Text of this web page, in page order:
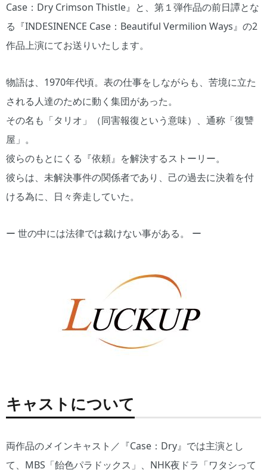
Case：Dry Crimson Thistle』と、第１弾作品の前日譚とな
る『INDESINENCE Case：Beautiful Vermilion Ways』の2
作品上演にてお送りいたします。
物語は、1970年代頃。表の仕事をしながらも、苦境に立た
される人達のために動く集団があった。
その名も「タリオ」（同害報復という意味）、通称「復讐
屋」。
彼らのもとにくる『依頼』を解決するストーリー。
彼らは、未解決事件の関係者であり、己の過去に決着を付
ける為に、日々奔走していた。
ー 世の中には法律では裁けない事がある。 ー
キャストについて
両作品のメインキャスト／『Case：Dry』では主演とし
て、MBS「飴色パラドックス」、NHK夜ドラ「ワタシって